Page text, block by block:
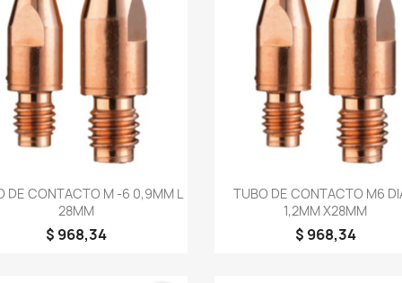
Vista rápida
DE CONTACTO M -6 0,9MM L
28MM
$ 968,34
Vista rápida
TUBO DE CONTACTO M6
1,2MM X28MM
$ 968,34